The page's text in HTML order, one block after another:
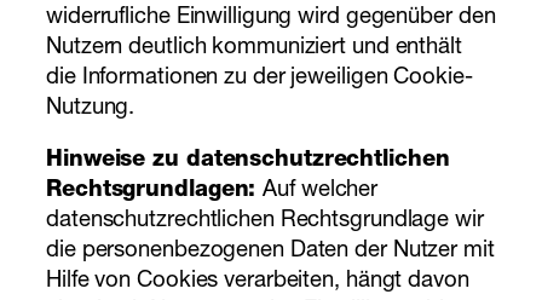
widerrufliche Einwilligung wird gegenüber den
Nutzern deutlich kommuniziert und enthält
die Informationen zu der jeweiligen Cookie-
Nutzung.
Hinweise zu datenschutzrechtlichen
Rechtsgrundlagen:Auf welcher
datenschutzrechtlichen Rechtsgrundlage wir
die personenbezogenen Daten der Nutzer mit
Hilfe von Cookies verarbeiten, hängt davon